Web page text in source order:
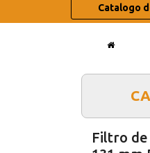
Catalogo
Filtro